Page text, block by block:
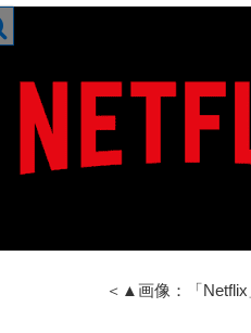
＜▲画像：「Netflix